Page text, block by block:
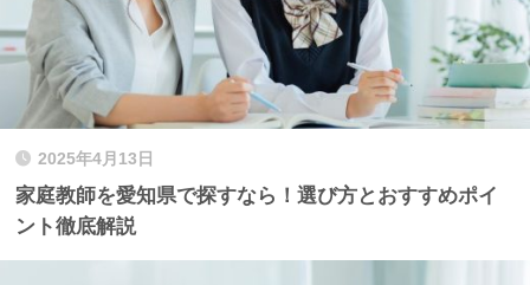
2025年4月13日
家庭教師を愛知県で探すなら！選び方とおすすめポイ
ント徹底解説